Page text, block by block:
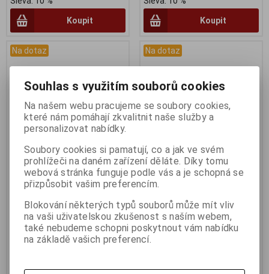
Koupit Koupit
Na dotaz
Brzdové čelisti Alu černé
Katalogové číslo: 40656
Dodací lhůta (dnů) 1 -7
Skladem:Na dotaz sada
EAN:40656
Na dotaz
Dotaz na zboží
Katalogové číslo:
Záruka (měsíců):
Dodací lhůta (dnů) 1 - 7
Skladem:Na dotaz Ks
Dotaz na zboží které jste tu
nenašli a...
Souhlas s využitím souborů cookies
Na našem webu pracujeme se soubory cookies,
které nám pomáhají zkvalitnit naše služby a
personalizovat nabídky.
Soubory cookies si pamatují, co a jak ve svém
prohlížeči na daném zařízení děláte. Díky tomu
webová stránka funguje podle vás a je schopná se
přizpůsobit vašim preferencím.
Blokování některých typů souborů může mít vliv
na vaši uživatelskou zkušenost s naším webem,
také nebudeme schopni poskytnout vám nabídku
na základě vašich preferencí.